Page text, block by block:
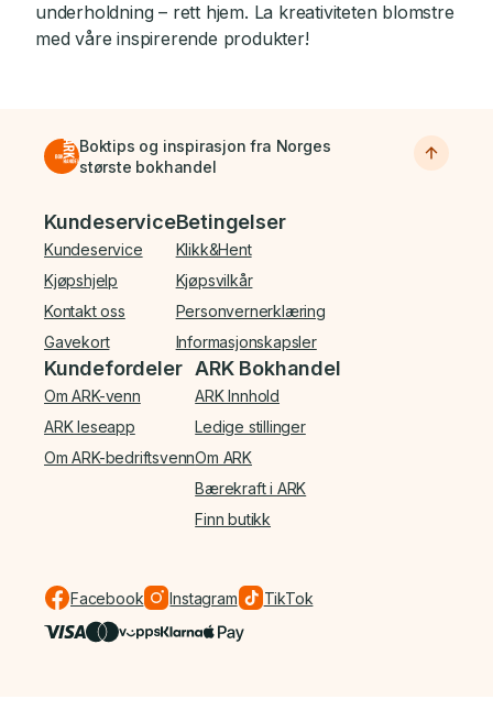
underholdning – rett hjem. La kreativiteten blomstre
med våre inspirerende produkter!
Boktips og inspirasjon fra Norges
største bokhandel
Bunnmeny
Kundeservice
Kundeservice
Kjøpshjelp
Kontakt oss
Gavekort
Betingelser
Klikk&Hent
Kjøpsvilkår
Personvernerklæring
Informasjonskapsler
Kundefordeler
Om ARK-venn
ARK leseapp
Om ARK-bedriftsvenn
ARK Bokhandel
ARK Innhold
Ledige stillinger
Om ARK
Bærekraft i ARK
Finn butikk
Facebook Instagram TikTok